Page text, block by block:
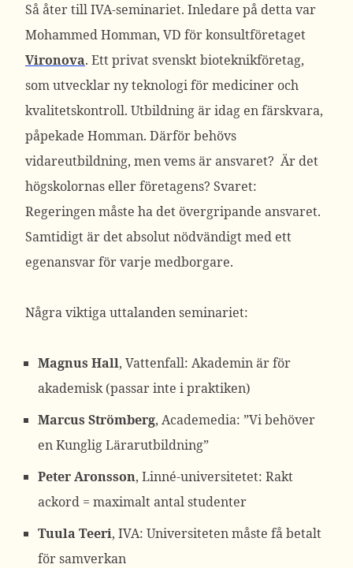
Så åter till IVA-seminariet. Inledare på detta var
Mohammed Homman, VD för konsultföretaget
Vironova. Ett privat svenskt bioteknikföretag,
som utvecklar ny teknologi för mediciner och
kvalitetskontroll. Utbildning är idag en färskvara,
påpekade Homman. Därför behövs
vidareutbildning, men vems är ansvaret? Är det
högskolornas eller företagens? Svaret:
Regeringen måste ha det övergripande ansvaret.
Samtidigt är det absolut nödvändigt med ett
egenansvar för varje medborgare.
Några viktiga uttalanden seminariet:
Magnus Hall, Vattenfall: Akademin är för
akademisk (passar inte i praktiken)
Marcus Strömberg, Academedia: ”Vi behöver
en Kunglig Lärarutbildning”
Peter Aronsson, Linné-universitetet: Rakt
ackord = maximalt antal studenter
Tuula Teeri, IVA: Universiteten måste få betalt
för samverkan